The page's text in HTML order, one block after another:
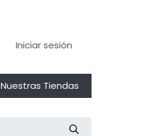
Iniciar sesión
Nuestras Tiendas